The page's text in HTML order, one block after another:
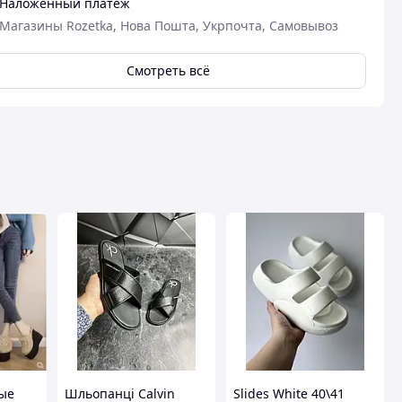
Магазины Rozetka, Нова Пошта, Укрпочта, Самовывоз
Смотреть всё
Шльопанці Calvin
Slides White 40\41